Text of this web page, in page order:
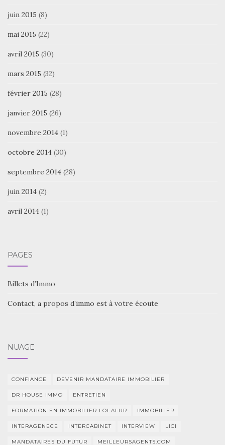
juin 2015 (8)
mai 2015 (22)
avril 2015 (30)
mars 2015 (32)
février 2015 (28)
janvier 2015 (26)
novembre 2014 (1)
octobre 2014 (30)
septembre 2014 (28)
juin 2014 (2)
avril 2014 (1)
PAGES
Billets d’Immo
Contact, a propos d’immo est à votre écoute
NUAGE
CONFIANCE DEVENIR MANDATAIRE IMMOBILIER
DR HOUSE IMMO ENTRETIEN
FORMATION EN IMMOBILIER LOI ALUR IMMOBILIER
INTERAGENECE INTERCABINET INTERVIEW LICI
MANDATAIRES DU FUTUR MEILLEURSAGENTS.COM